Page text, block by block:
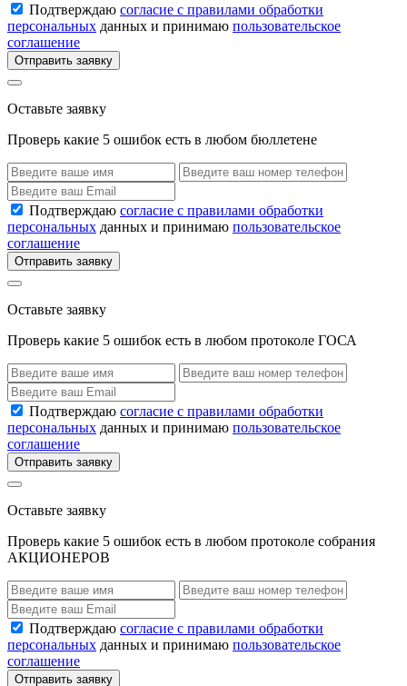
Подтверждаю согласие с правилами обработки
персональных данных и принимаю пользовательское
соглашение
Отправить заявку
Оставьте заявку
Проверь какие 5 ошибок есть в любом бюллетене
Подтверждаю согласие с правилами обработки
персональных данных и принимаю пользовательское
соглашение
Отправить заявку
Оставьте заявку
Проверь какие 5 ошибок есть в любом протоколе ГОСА
Подтверждаю согласие с правилами обработки
персональных данных и принимаю пользовательское
соглашение
Отправить заявку
Оставьте заявку
Проверь какие 5 ошибок есть в любом протоколе собрания
АКЦИОНЕРОВ
Подтверждаю согласие с правилами обработки
персональных данных и принимаю пользовательское
соглашение
Отправить заявку